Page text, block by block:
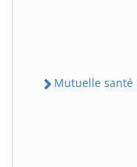
Mutuelle santé